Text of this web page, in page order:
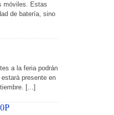
móviles. Estas
de batería, sino
a la feria podrán
presente en
[...]